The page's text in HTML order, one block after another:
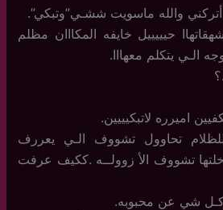
أتركني والله ماسويت ششـي”وتبكي”.
حيييييل خايفه المكااان مظلم
الـي يتكلم معهااا.
اميرره لاتبكيييين.
تحاوول تشووف الـي يعررف
تشووف الأ زوولــه .ككيف عرفت
كـل شي عن محبوبه.